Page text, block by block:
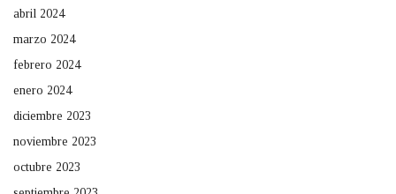
abril 2024
marzo 2024
febrero 2024
enero 2024
diciembre 2023
noviembre 2023
octubre 2023